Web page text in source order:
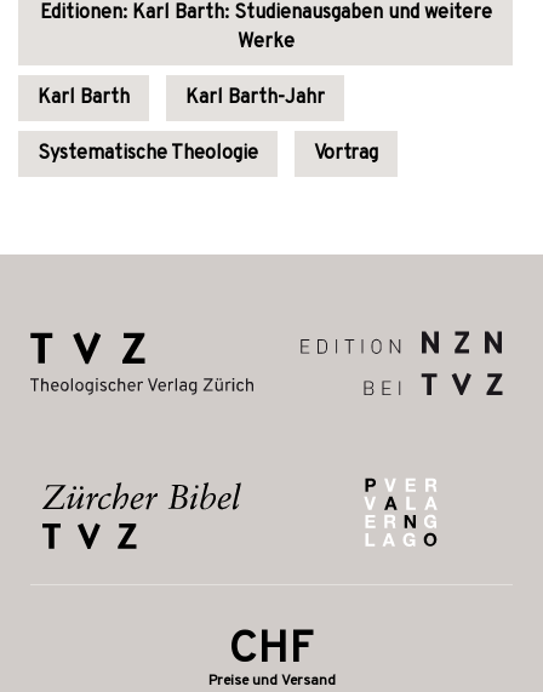
Editionen: Karl Barth: Studienausgaben und weitere
Werke
Karl Barth Karl Barth-Jahr
Systematische Theologie Vortrag
CHF
Preise und Versand